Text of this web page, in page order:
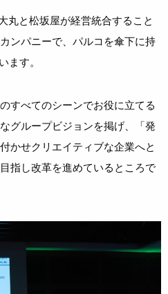
丸と松坂屋が経営統合すること
ンパニーで、パルコを傘下に持
ます。
すべてのシーンでお役に立てる
グループビジョンを掲げ、「発
かせクリエイティブな企業へと
指し改革を進めているところで